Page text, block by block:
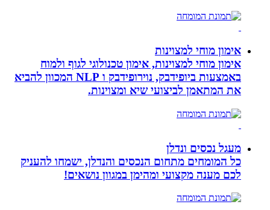
אימון מוחי למצוינות
אימון מוחי למצוינות, אימון טכנולוגי לגוף ולמוח
באמצעות ביופידבק, נוירופידבק ו NLP המכוון להביא
את המתאמן לביצועי שיא ומצוינות.
מעגל נכסים ונדלן
כל המומחים מתחום הנכסים והנדלן, ישמחו להעניק
לכם מענה מקצועי ומהימן במגוון נושאים!